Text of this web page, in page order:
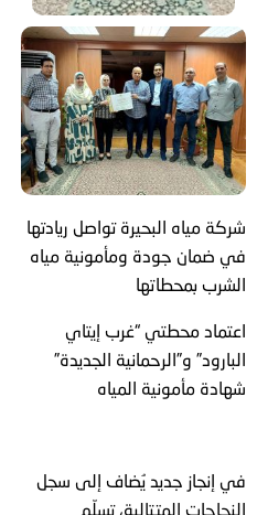
شركة مياه البحيرة تواصل ريادتها
في ضمان جودة ومأمونية مياه
الشرب بمحطاتها
اعتماد محطتي “غرب إيتاي
البارود” و”الرحمانية الجديدة”
شهادة مأمونية المياه
في إنجاز جديد يُضاف إلى سجل
النجاحات المتتالية، تسلّم